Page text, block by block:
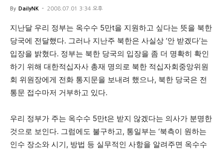
By DailyNK - 2008.07.01 3:34 오후
지난달 우리 정부는 옥수수 5만t을 지원하고 싶다는 뜻을 북한
당국에 전달했다. 그러나 지난주 북한은 사실상 ‘안 받겠다’는
입장을 밝혔다. 정부는 북한 당국의 입장을 좀 더 명확히 확인
하기 위해 대한적십자사 총재 명의로 북한 적십자회중앙위원
회 위원장에게 전화 통지문을 보내려 했으나, 북한 당국은 전
통문 접수마저 거부하고 있다.
우리 정부가 주는 옥수수 5만t은 받지 않겠다는 의사가 분명한
것으로 보인다. 그럼에도 불구하고, 통일부는 ‘북측이 원하는
인수 장소와 시기, 방법 등 실무적인 사항을 알려주면 옥수수